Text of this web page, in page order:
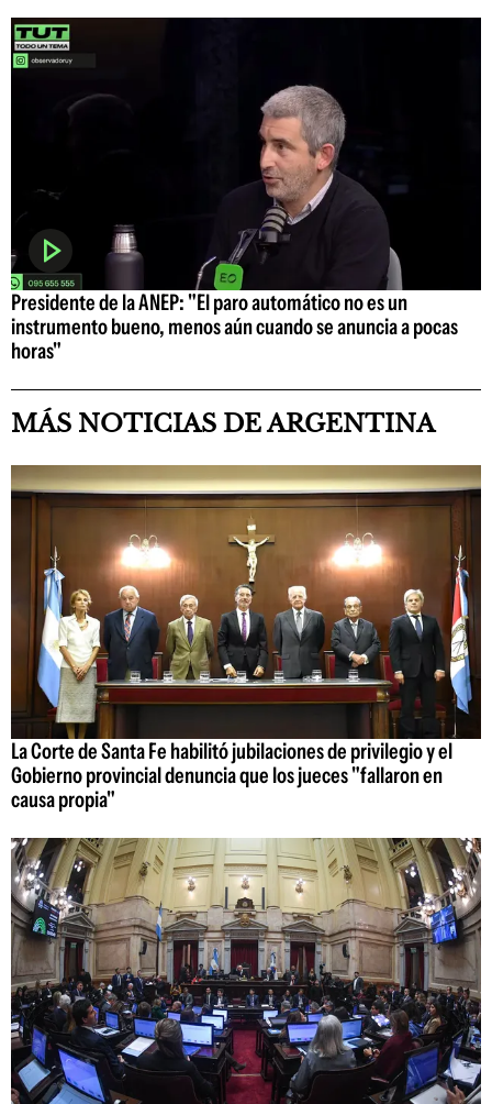
Presidente de la ANEP: "El paro automático no es un
instrumento bueno, menos aún cuando se anuncia a pocas
horas"
MÁS NOTICIAS DE ARGENTINA
La Corte de Santa Fe habilitó jubilaciones de privilegio y el
Gobierno provincial denuncia que los jueces "fallaron en
causa propia"